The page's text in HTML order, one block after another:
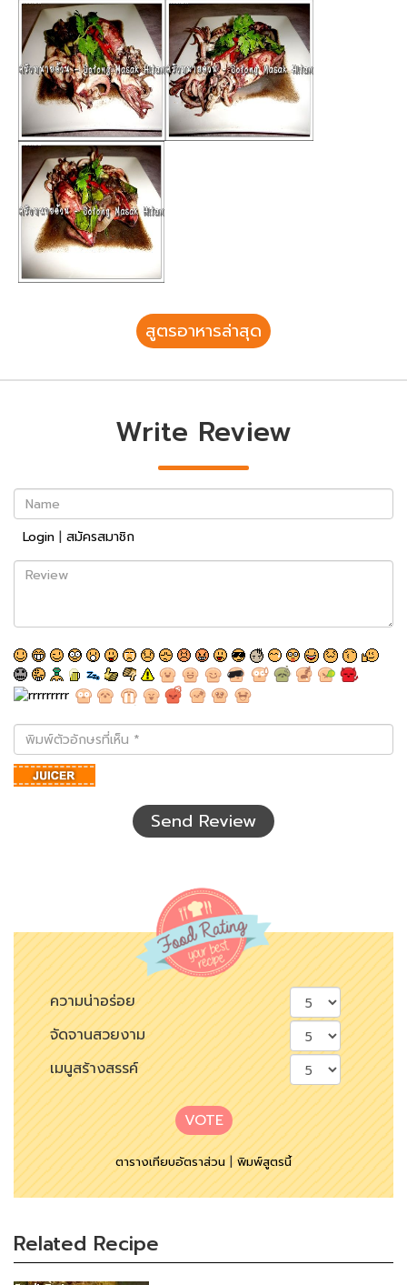
สูตรอาหารล่าสุด
Write Review
Name
Login | สมัครสมาชิก
Review
พิมพ์
ตัว
อักษร
ที่
Send Review
ความน่าอร่อย
จัดจานสวยงาม
เมนูสร้างสรรค์
VOTE
ตารางเทียบอัตราส่วน|พิมพ์สูตรนี้
Related Recipe